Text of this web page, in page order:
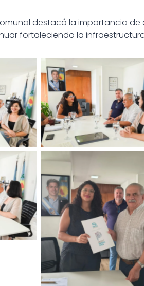
destacó la importancia
fortaleciendo la